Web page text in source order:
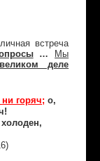
встреча
…
Мы
деле
горяч;о,